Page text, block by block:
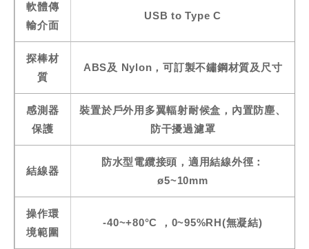
軟體傳
輸介面
USB to Type C
探棒材
質
ABS及 Nylon，可訂製不鏽鋼材質及尺寸
感測器
保護
裝置於戶外用多翼輻射耐候盒，內置防塵、
防干擾過濾罩
結線器
防水型電纜接頭，適用結線外徑：
ø5~10mm
操作環
境範圍
-40~+80°C ，0~95%RH(無凝結)